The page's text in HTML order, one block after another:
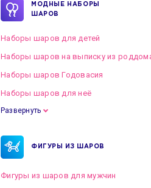
МОДНЫЕ НАБОРЫ
ШАРОВ
Наборы шаров для детей
Наборы шаров на выписку из
Наборы шаров Годовасия
Наборы шаров для неё
Развернуть
ФИГУРЫ ИЗ ШАРОВ
Фигуры из шаров для мужчин